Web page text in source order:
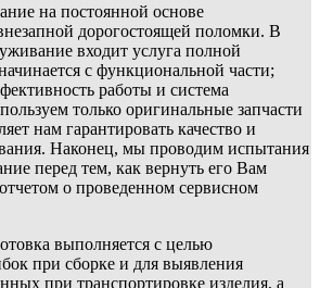
на постоянной основе
дорогостоящей поломки. В
входит услуга полной
с функциональной части;
работы и система
только оригинальные запчасти
нам гарантировать качество и
Наконец, мы проводим испытания
перед тем, как вернуть его Вам
о проведенном сервисном
выполняется с целью
при сборке и для выявления
при транспортировке изделия, а